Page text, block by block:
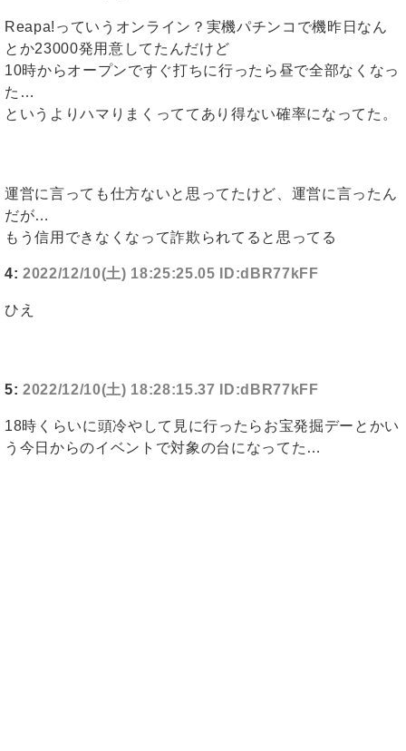
Reapa!っていうオンライン？実機パチンコで機昨日なん
とか23000発用意してたんだけど
10時からオープンですぐ打ちに行ったら昼で全部なくなっ
た…
というよりハマりまくっててあり得ない確率になってた。
運営に言っても仕方ないと思ってたけど、運営に言ったん
だが…
もう信用できなくなって詐欺られてると思ってる
4: 2022/12/10(土) 18:25:25.05 ID:dBR77kFF
ひえ
5: 2022/12/10(土) 18:28:15.37 ID:dBR77kFF
18時くらいに頭冷やして見に行ったらお宝発掘デーとかい
う今日からのイベントで対象の台になってた…